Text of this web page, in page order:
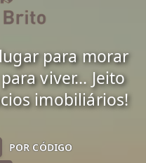
para morar
viver... Jeito
imobiliários!
POR CÓDIGO